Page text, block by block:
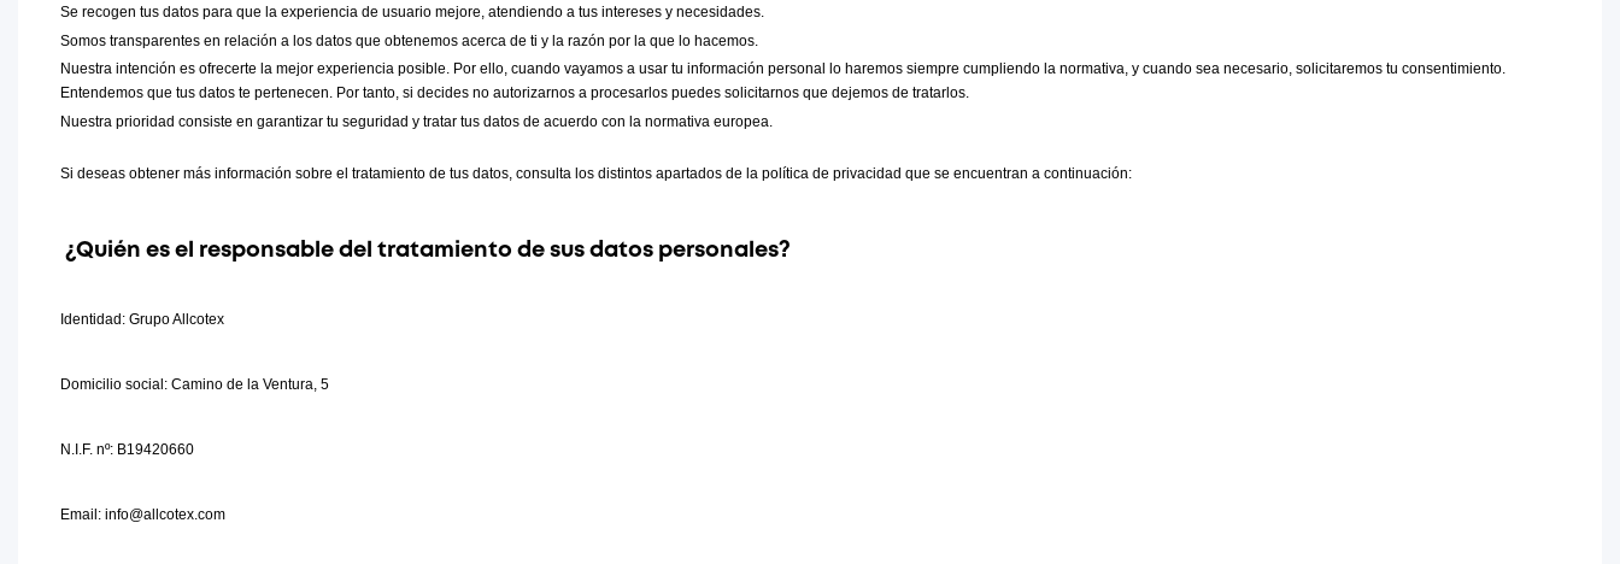
Se recogen tus datos para que la experiencia de usuario mejore, atendiendo a tus intereses y necesidades.
Somos transparentes en relación a los datos que obtenemos acerca de ti y la razón por la que lo hacemos.
Nuestra intención es ofrecerte la mejor experiencia posible. Por ello, cuando vayamos a usar tu información personal lo haremos siempre cumpliendo la normativa, y cuando sea necesario, solicitaremos tu consentimiento.
Entendemos que tus datos te pertenecen. Por tanto, si decides no autorizarnos a procesarlos puedes solicitarnos que dejemos de tratarlos.
Nuestra prioridad consiste en garantizar tu seguridad y tratar tus datos de acuerdo con la normativa europea.
Si deseas obtener más información sobre el tratamiento de tus datos, consulta los distintos apartados de la política de privacidad que se encuentran a continuación:
¿Quién es el responsable del tratamiento de sus datos personales?
Identidad: Grupo Allcotex
Domicilio social: Camino de la Ventura, 5
N.I.F. nº: B19420660
Email: info@allcotex.com